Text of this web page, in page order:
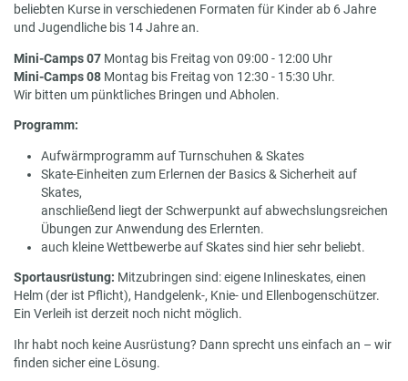
beliebten Kurse in verschiedenen Formaten für Kinder ab 6 Jahre
und Jugendliche bis 14 Jahre an.
Mini-Camps 07 Montag bis Freitag von 09:00 - 12:00 Uhr
Mini-Camps 08 Montag bis Freitag von 12:30 - 15:30 Uhr.
Wir bitten um pünktliches Bringen und Abholen.
Programm:
Aufwärmprogramm auf Turnschuhen & Skates
Skate-Einheiten zum Erlernen der Basics & Sicherheit auf
Skates,
anschließend liegt der Schwerpunkt auf abwechslungsreichen
Übungen zur Anwendung des Erlernten.
auch kleine Wettbewerbe auf Skates sind hier sehr beliebt.
Sportausrüstung: Mitzubringen sind: eigene Inlineskates, einen
Helm (der ist Pflicht), Handgelenk-, Knie- und Ellenbogenschützer.
Ein Verleih ist derzeit noch nicht möglich.
Ihr habt noch keine Ausrüstung? Dann sprecht uns einfach an – wir
finden sicher eine Lösung.